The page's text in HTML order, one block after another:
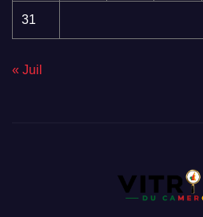
31
« Juil